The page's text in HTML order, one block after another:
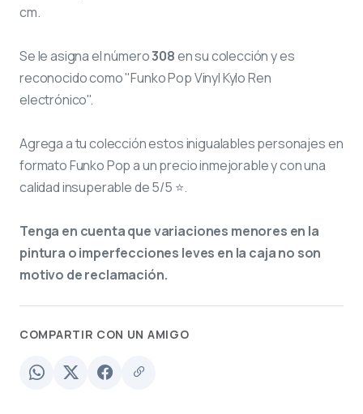
cm.
Se le asigna el número308en su colección y es
reconocido como "Funko Pop Vinyl Kylo Ren
electrónico".
Agrega a tu colección estos inigualables personajes en
formato Funko Pop a un precio inmejorable y con una
calidad insuperable de 5/5 ⭐.
Tenga en cuenta que variaciones menores en la
pintura o imperfecciones leves en la caja no son
motivo de reclamación.
COMPARTIR CON UN AMIGO